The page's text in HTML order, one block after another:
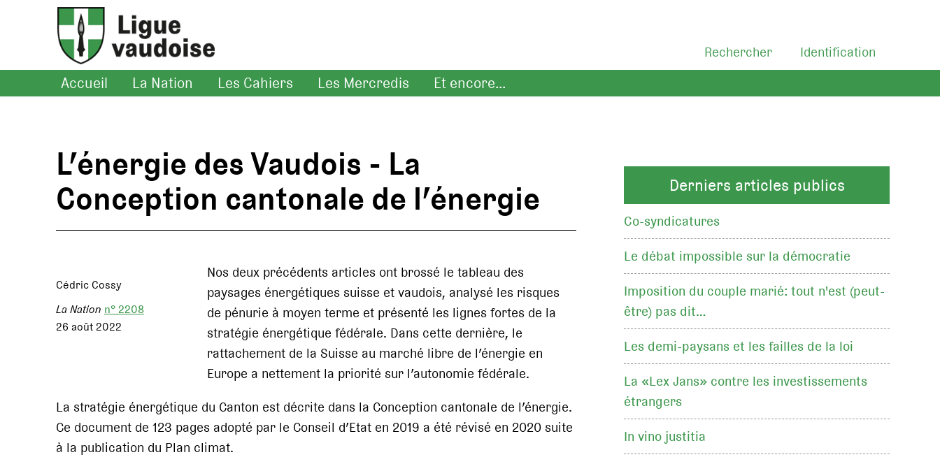
Identification
Rechercher
Accueil La Nation Les Cahiers Les Mercredis Et encore...
L’énergie des Vaudois - La
Conception cantonale de l’énergie
Cédric Cossy
La Nation n° 2208
26 août 2022
Nos deux précédents articles ont brossé le tableau des
paysages énergétiques suisse et vaudois, analysé les risques
de pénurie à moyen terme et présenté les lignes fortes de la
stratégie énergétique fédérale. Dans cette dernière, le
rattachement de la Suisse au marché libre de l’énergie en
Europe a nettement la priorité sur l’autonomie fédérale.
La stratégie énergétique du Canton est décrite dans la Conception cantonale de l’énergie.
Ce document de 123 pages adopté par le Conseil d’Etat en 2019 a été révisé en 2020 suite
à la publication du Plan climat.
Derniers articles publics
Co-syndicatures
Le débat impossible sur la démocratie
Imposition du couple marié: tout n'est (peut-
être) pas dit…
Les demi-paysans et les failles de la loi
La «Lex Jans» contre les investissements
étrangers
In vino justitia